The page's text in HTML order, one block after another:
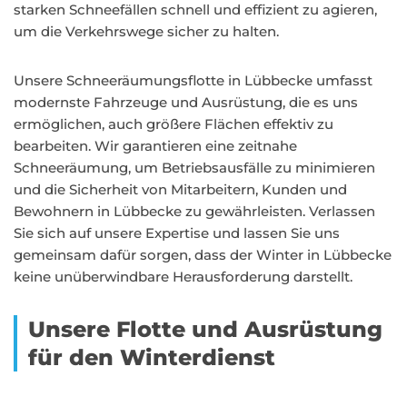
starken Schneefällen schnell und effizient zu agieren,
um die Verkehrswege sicher zu halten.
Unsere Schneeräumungsflotte in Lübbecke umfasst
modernste Fahrzeuge und Ausrüstung, die es uns
ermöglichen, auch größere Flächen effektiv zu
bearbeiten. Wir garantieren eine zeitnahe
Schneeräumung, um Betriebsausfälle zu minimieren
und die Sicherheit von Mitarbeitern, Kunden und
Bewohnern in Lübbecke zu gewährleisten. Verlassen
Sie sich auf unsere Expertise und lassen Sie uns
gemeinsam dafür sorgen, dass der Winter in Lübbecke
keine unüberwindbare Herausforderung darstellt.
Unsere Flotte und Ausrüstung
für den Winterdienst